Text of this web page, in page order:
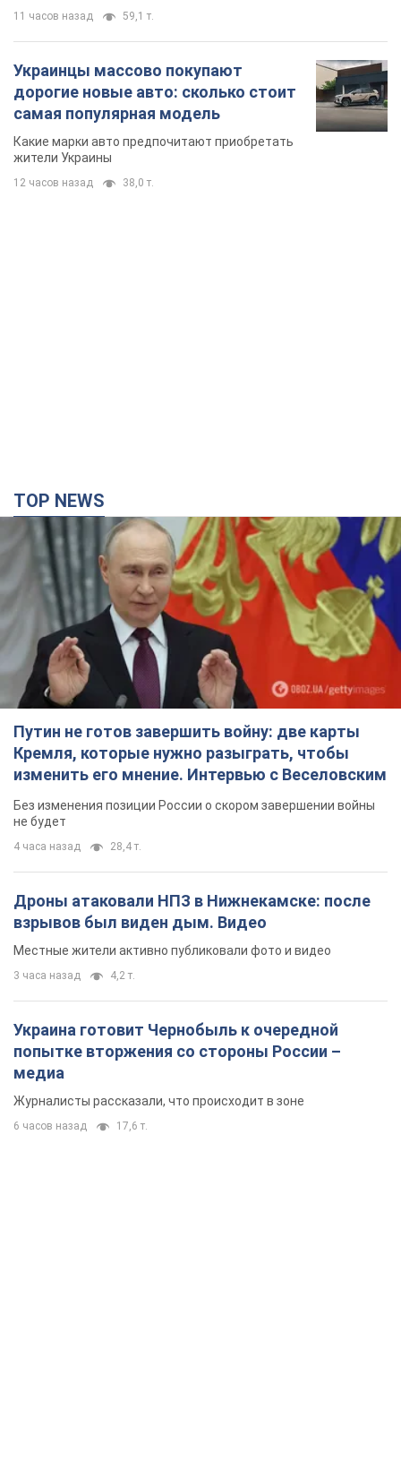
11 часов назад 59,1 т.
Украинцы массово покупают
дорогие новые авто: сколько стоит
самая популярная модель
Какие марки авто предпочитают приобретать
жители Украины
12 часов назад 38,0 т.
TOP NEWS
Путин не готов завершить войну: две карты
Кремля, которые нужно разыграть, чтобы
изменить его мнение. Интервью с Веселовским
Без изменения позиции России о скором завершении войны
не будет
4 часа назад 28,4 т.
Дроны атаковали НПЗ в Нижнекамске: после
взрывов был виден дым. Видео
Местные жители активно публиковали фото и видео
3 часа назад 4,2 т.
Украина готовит Чернобыль к очередной
попытке вторжения со стороны России –
медиа
Журналисты рассказали, что происходит в зоне
6 часов назад 17,6 т.